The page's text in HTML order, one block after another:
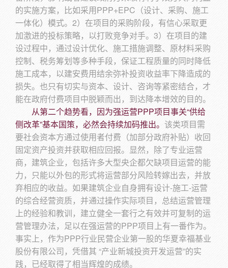
的实施方案，比如采用PPP+EPC（设计、采购、施工
一体化）模式。2）在项目的采购阶段，有信心采取更
加激进的投标策略，以打败竞争对手。3）在项目的建
设过程中，通过设计优化、施工措施调整、原材料采购
控制、税务筹划等多种手段，保证工程质量的同时降低
施工成本，以建安费用结余弥补投资收益率下降造成的
损失。也只有切实与资本、设计、咨询等紧密结合，才
能在政府付费项目中脱颖而出，到达降本增效的目的。
从第二个趋势看，因为强运营PPP项目事关“供给
侧改革”基本国策，必然会持续加码推出。 该类项目需
要社会资本方通过使用者付费（加部分政府补贴）收回
固定资产投资并获取相应回报。显然，除了专业运营
商，建筑企业，包括许多大型央企都欠缺项目运营的能
力，只能以外包的形式将运营部分风险转嫁出去，并放
弃相应的收益。如果建筑企业自身拥有设计-施工-运营
的综合经营资质，并通过操作实际项目，总结运营管理
上的经验和教训，建立健全一套行之有效并可复制的运
营管理办法，足以在强运营的PPP项目上有一番作为。
事实上，作为PPP行业民营企业第一股的华夏幸福基业
股份有限公司，凭借其 “产业新城投资开发运营”的实
践，已经取得了相当辉煌的成绩。